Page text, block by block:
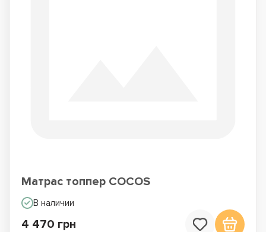
Матрас топпер COCOS
В наличии
4 470 грн